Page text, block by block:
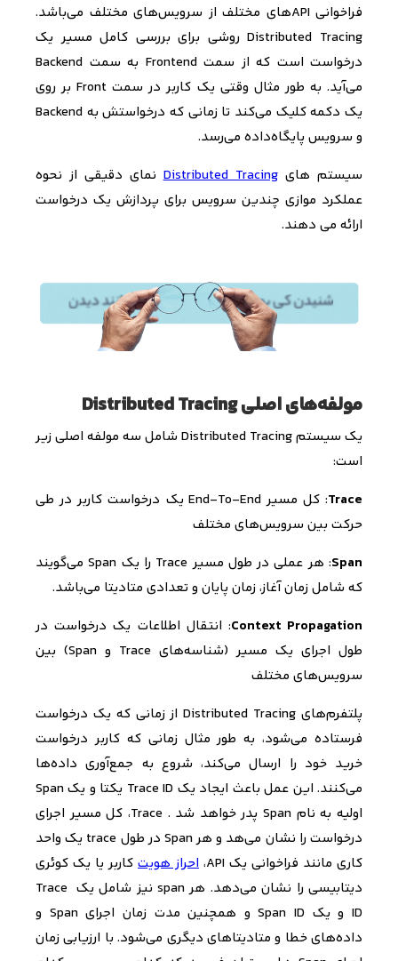
فراخوانی ‌ APIهای مختلف از سرویس‌های مختلف می‌باشد.
Distributed Tracing روشی برای بررسی کامل مسیر یک
درخواست است که از سمت Frontend به سمت Backend
می‌آید. به طور مثال وقتی یک کاربر در سمت Frontبر روی
یک دکمه کلیک می‌کند تا زمانی که درخواستش به Backend
و سرویس پایگاه‌داده می‌رسد.
سیستم هایDistributed Tracing نمای دقیقی از نحوه
عملکرد موازی چندین سرویس برای پردازش یک درخواست
ارائه می دهند.
مولفه‌های اصلی Distributed Tracing
یک سیستمDistributed Tracing شامل سه مولفه اصلی زیر
است:
Trace: کل مسیر End-To-End
یک درخواست کاربر در طی
حرکت بین سرویس‌های مختلف
Span: هر عملی در طول مسیر Trace را یک Span
می‌گویند
که شامل زمان آغاز، زمان پایان و تعدادی متادیتا می‌باشد.
Context Propagation: انتقال اطلاعات یک درخواست در
طول اجرای یک مسیر (شناسه‌های Trace
و Span
) بین
سرویس‌های مختلف
پلتفرم‌های Distributed Tracing
از زمانی که یک درخواست
فرستاده می‌شود، به طور مثال زمانی که کاربر درخواست
خرید خود را ارسال می‌کند، شروع به جمع‌آوری داده‌ها
می‌کنند. این عمل باعث ایجاد یک Trace ID
یکتا و یک Span
اولیه به نام Span
پدر خواهد شد . Trace
، کل مسیر اجرای
درخواست را نشان می‌هد و هر Span
در طول trace یک واحد
کاری مانند فراخوانی یک API، احراز هویت کاربر یا یک کوئری
دیتابیسی را نشان می‌دهد. هر spanنیز شامل یک Trace
ID و یک Span ID و همچنین مدت زمان اجرای Span
و
داده‌های خطا و متادیتاهای دیگری می‌شود. با ارزیابی زمان